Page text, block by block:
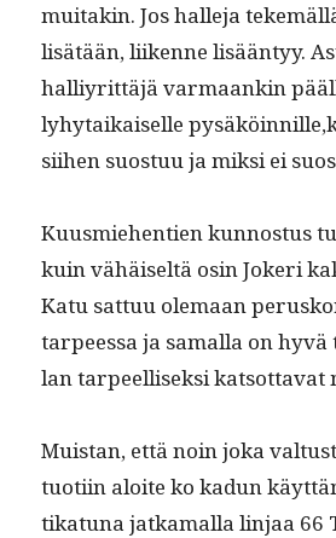
muitakin. Jos halle­ja
lisätään, liikenne lisään­tyy.
hal­liyrit­täjä var­maankin
lyhy­taikaiselle
siihen suos­tuu ja mik­si ei
Kuus­miehen­tien kun­nos­tus
kuin vähäiseltä osin Jok­eri
Katu sat­tuu ole­maan
tarpeessa ja samal­la on
lan tarpeel­lisek­si kat­sot­ta­vat
Muis­tan, että noin joka
tuoti­in aloite ko kadun
tikatu­na jatka­mal­la lin­jaa 66